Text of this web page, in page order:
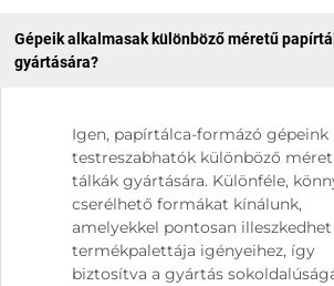
Gépeik alkalmasak különböző méretű
gyártására?
Igen, papírtálca-formázó gépeink
testreszabhatók különböző
tálkák gyártására. Különféle,
cserélhető formákat kínálunk,
amelyekkel pontosan illeszkedhet
termékpalettája igényeihez, így
biztosítva a gyártás